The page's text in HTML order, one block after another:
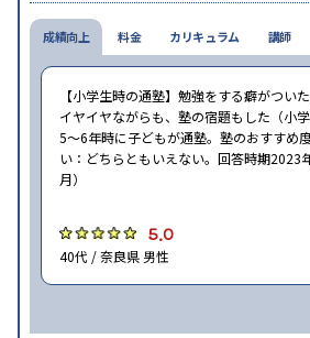
成績向上
【小学生時の通塾】勉強をする癖がついた
イヤイヤながらも、塾の宿題もした（小学
5〜6年時に子どもが通塾。塾のおすすめ
い：どちらともいえない。回答時期2023
月）
5.0
40代 / 奈良県 男性
料金 カリキュラム 講師